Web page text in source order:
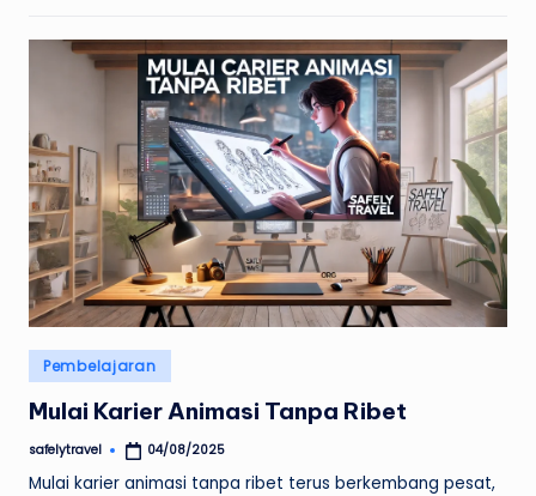
Posted
in
Pembelajaran
Mulai Karier Animasi Tanpa Ribet
Posted
safelytravel 04/08/2025
Mulai karier animasi tanpa ribet terus berkembang pesat,